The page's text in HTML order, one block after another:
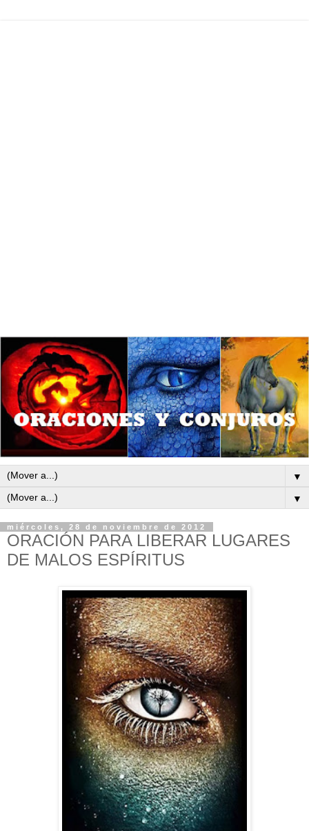
▼
▼
miércoles, 28 de noviembre de 2012
ORACIÓN PARA LIBERAR LUGARES
DE MALOS ESPÍRITUS